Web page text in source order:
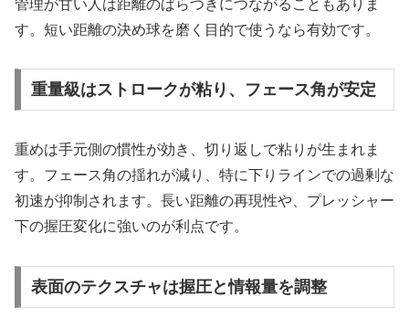
管理が甘い人は距離のばらつきにつながることもありま
す。短い距離の決め球を磨く目的で使うなら有効です。
重量級はストロークが粘り、フェース角が安定
重めは手元側の慣性が効き、切り返しで粘りが生まれま
す。フェース角の揺れが減り、特に下りラインでの過剰な
初速が抑制されます。長い距離の再現性や、プレッシャー
下の握圧変化に強いのが利点です。
表面のテクスチャは握圧と情報量を調整